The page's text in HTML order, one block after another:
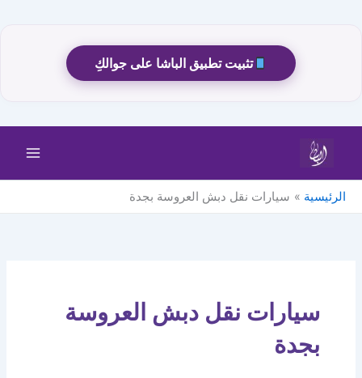
تثبيت تطبيق الباشا على جوالكِ
الرئيسية
سيارات نقل دبش العروسة بجدة
سيارات نقل دبش العروسة
بجدة